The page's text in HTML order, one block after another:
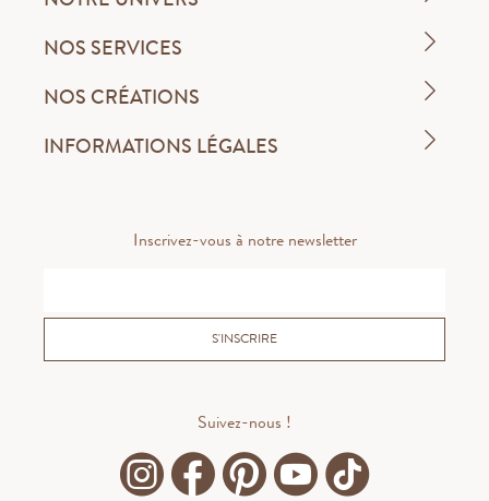
NOS SERVICES
NOS CRÉATIONS
INFORMATIONS LÉGALES
Inscrivez-vous à notre newsletter
S'INSCRIRE
Suivez-nous !